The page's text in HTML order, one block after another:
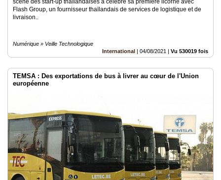
scène des start-up thaïlandaises a célébré sa première licorne avec
Flash Group, un fournisseur thaïlandais de services de logistique et de
livraison..
Numérique » Veille Technologique
International | 04/08/2021 | Vu 530019 fois
TEMSA : Des exportations de bus à livrer au cœur de l'Union
européenne